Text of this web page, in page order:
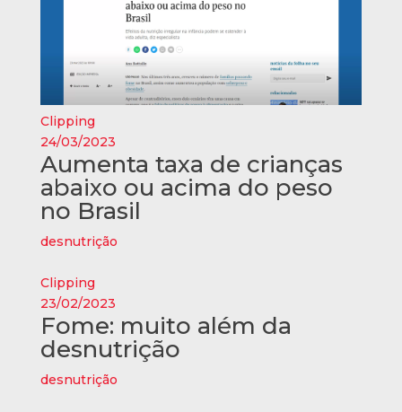
Clipping
24/03/2023
Aumenta taxa de crianças
abaixo ou acima do peso
no Brasil
desnutrição
Clipping
23/02/2023
Fome: muito além da
desnutrição
desnutrição